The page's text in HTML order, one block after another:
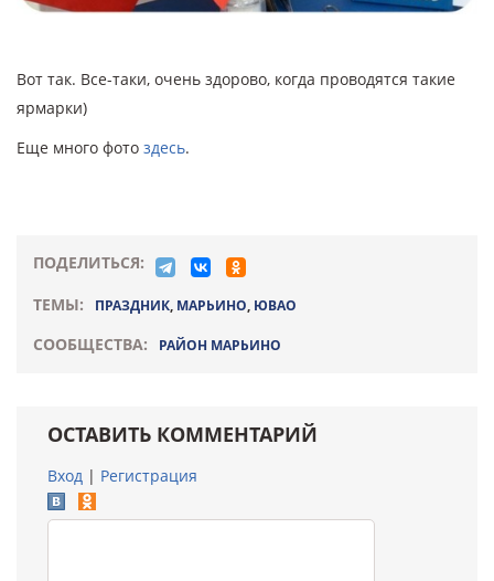
Вот так. Все-таки, очень здорово, когда проводятся такие
ярмарки)
Еще много фото здесь.
ПОДЕЛИТЬСЯ:
ТЕМЫ:
ПРАЗДНИК, МАРЬИНО, ЮВАО
СООБЩЕСТВА: РАЙОН МАРЬИНО
ОСТАВИТЬ КОММЕНТАРИЙ
Вход | Регистрация